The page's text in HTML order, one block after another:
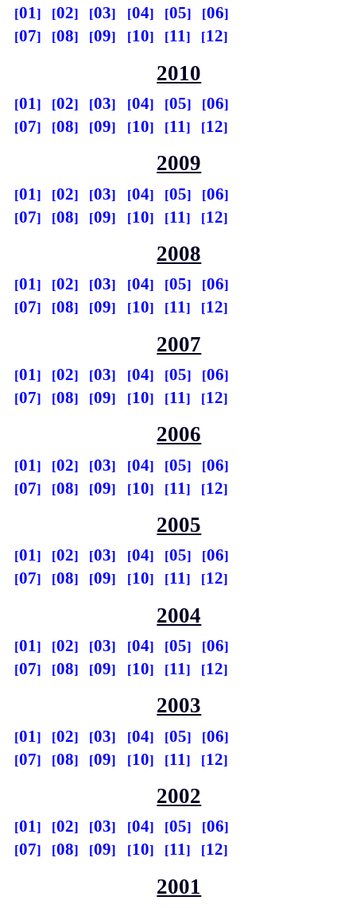
01 02 03 04 05
06
07
08 09 10 11 12
2010
01 02 03 04 05
06
07
08 09 10 11 12
2009
01 02 03 04 05
06
07
08 09 10 11 12
2008
01 02 03 04 05
06
07
08 09 10 11 12
2007
01 02 03 04 05
06
07
08 09 10 11 12
2006
01 02 03 04 05
06
07
08 09 10 11 12
2005
01 02 03 04 05
06
07
08 09 10 11 12
2004
01 02 03 04 05
06
07
08 09 10 11 12
2003
01 02 03 04 05
06
07
08 09 10 11 12
2002
01 02 03 04 05
06
07
08 09 10 11 12
2001